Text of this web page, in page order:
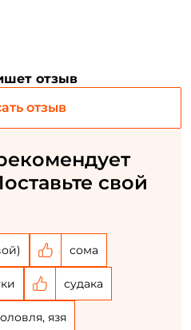
отзыв
отзыв
свой
сома
судака
язя
на обработку
аккаунт
аккаунт